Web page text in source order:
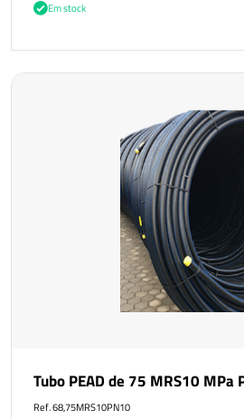
Em stock
Tubo PEAD de 75 MRS10
Ref. 68,75MRS10PN10